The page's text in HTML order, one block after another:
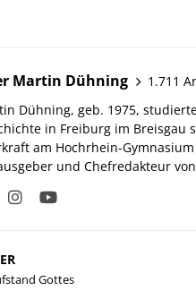
Martin Dühning
1.711
Dühning, geb. 1975,
in Freiburg im Breisgau
am Hochrhein-
und Chefredakteur
Gottes